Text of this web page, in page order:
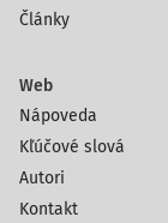
Články
Web
Nápoveda
Kľúčové slová
Autori
Kontakt